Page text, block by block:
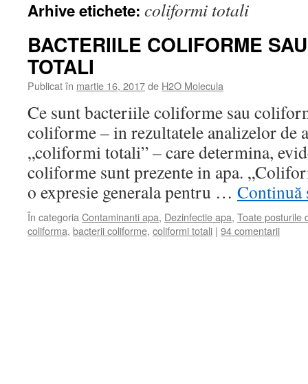
Arhive etichete: coliformi totali
BACTERIILE COLIFORME
TOTALI
Publicat în martie 16, 2017de H2O Molecula
Ce sunt bacteriile coliforme sau
coliforme – in rezultatele analizelor de
„coliformi totali” – care determina,
coliforme sunt prezente in apa.
o expresie generala pentru … Continuă
În categoria Contaminanti apa, Dezinfectie apa, Toate posturile
coliforma, bacterii coliforme, coliformi totali | 94 comentarii